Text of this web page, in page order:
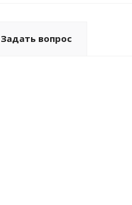
Задать вопрос